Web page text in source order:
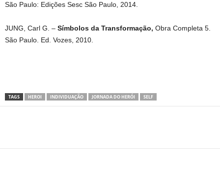
São Paulo: Edições Sesc São Paulo, 2014.
JUNG, Carl G. – Símbolos da Transformação, Obra Completa 5.
São Paulo. Ed. Vozes, 2010.
TAGS HEROI INDIVIDUAÇÃO JORNADA DO HERÓI SELF